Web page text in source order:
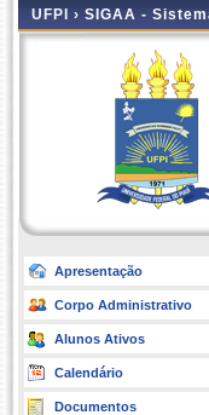
UFPI › SIGAA -
Apresentação
Corpo Administrativo
Alunos Ativos
Calendário
Documentos